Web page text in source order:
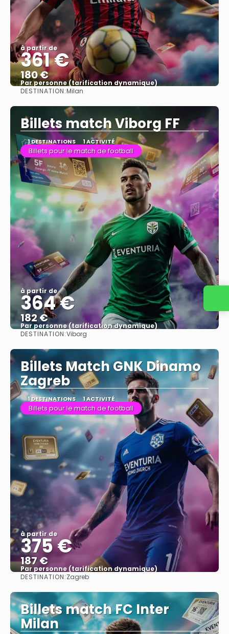
à partir de
361 €
180 €
Par personne (tarification dynamique)
DESTINATION:Milan
Billets match Viborg FF
1 DESTINATIONS 1 ACTIVITÉ
Billets pour le match de football
à partir de
364 €
182 €
Par personne (tarification dynamique)
DESTINATION:Viborg
Billets Match GNK Dinamo
Zagreb
1 DESTINATIONS 1 ACTIVITÉ
Billets pour le match de football
à partir de
375 €
187 €
Par personne (tarification dynamique)
DESTINATION:Zagreb
Billets match FC Inter
Milan